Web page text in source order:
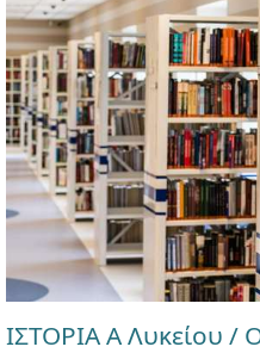
ΙΣΤΟΡΙΑ Α Λυκείου /